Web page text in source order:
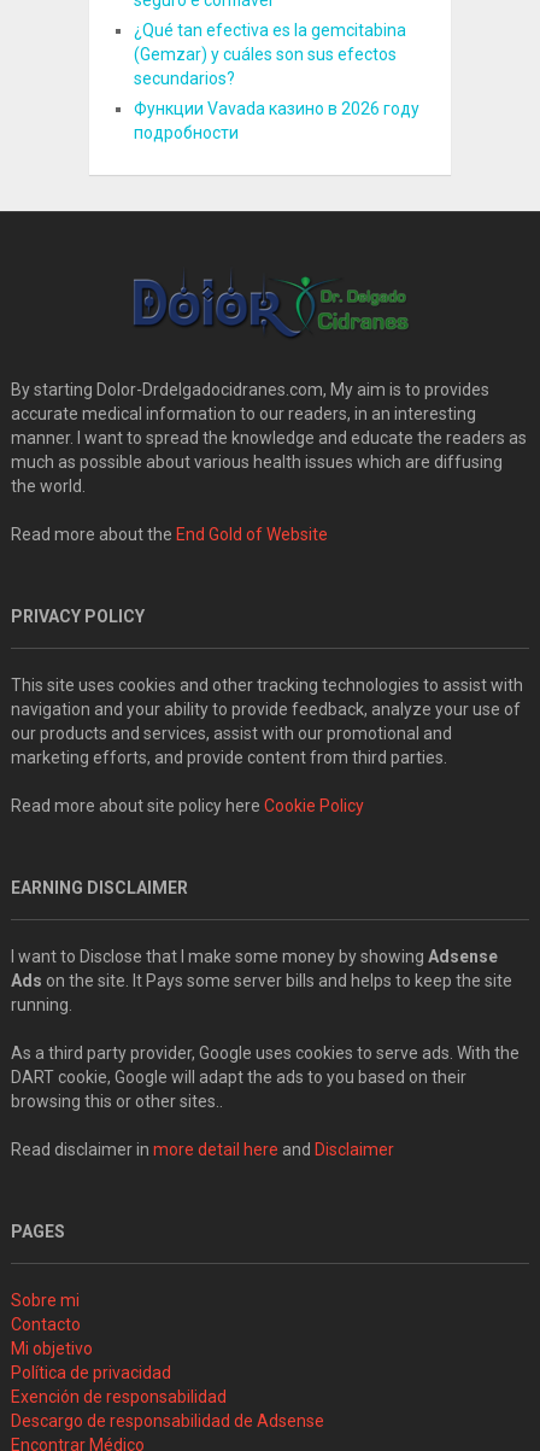
¿Qué tan efectiva es la gemcitabina
(Gemzar) y cuáles son sus efectos
secundarios?
Функции Vavada казино в 2026 году
подробности
By starting Dolor-Drdelgadocidranes.com, My aim is to provides
accurate medical information to our readers, in an interesting
manner. I want to spread the knowledge and educate the readers as
much as possible about various health issues which are diffusing
the world.
Read more about the End Gold of Website
PRIVACY POLICY
This site uses cookies and other tracking technologies to assist with
navigation and your ability to provide feedback, analyze your use of
our products and services, assist with our promotional and
marketing efforts, and provide content from third parties.
Read more about site policy here Cookie Policy
EARNING DISCLAIMER
I want to Disclose that I make some money by showing Adsense
Ads on the site. It Pays some server bills and helps to keep the site
running.
As a third party provider, Google uses cookies to serve ads. With the
DART cookie, Google will adapt the ads to you based on their
browsing this or other sites..
Read disclaimer in more detail here and Disclaimer
PAGES
Sobre mi
Contacto
Mi objetivo
Política de privacidad
Exención de responsabilidad
Descargo de responsabilidad de Adsense
Encontrar Médico